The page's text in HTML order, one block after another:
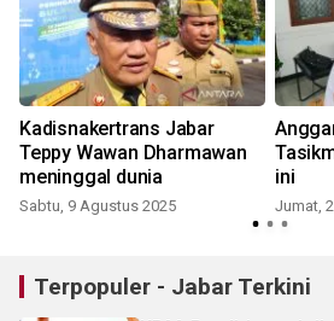
Kadisnakertrans Jabar
Teppy Wawan Dharmawan
meninggal dunia
Sabtu, 9 Agustus 2025
ini
Jumat,
Terpopuler - Jabar Terkini